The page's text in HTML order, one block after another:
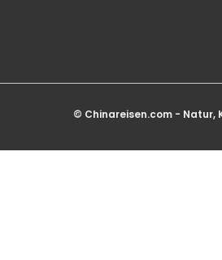
© Chinareisen.com - Natur,